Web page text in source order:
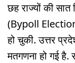
छह राज्यों की सात
(Bypoll
हो चुकी. उत्तर
मतगणना हो गई